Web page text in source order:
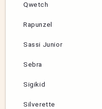
Qwetch
Rapunzel
Sassi Junior
Sebra
Sigikid
Silverette